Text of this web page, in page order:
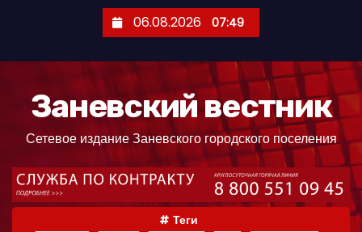
06.08.2026 07:49
Заневский вестник
Сетевое издание Заневского городского поселения
Теги